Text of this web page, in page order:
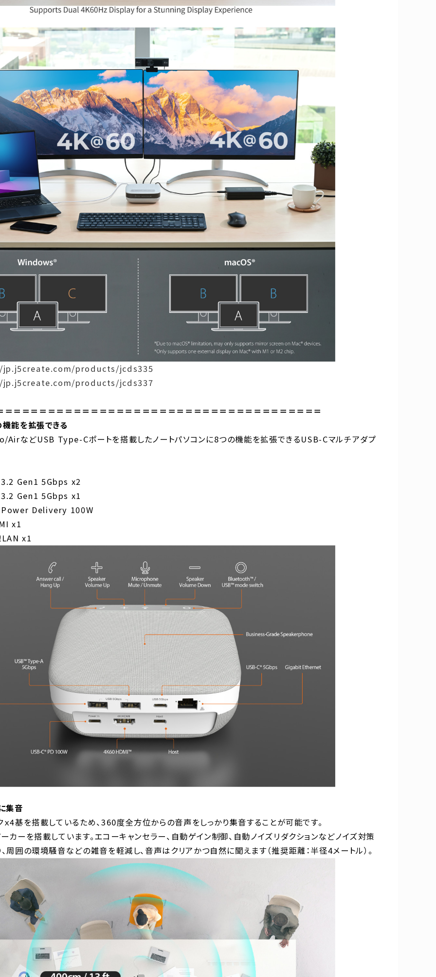
products/jcds335
products/jcds337
＝＝＝＝＝＝＝＝＝＝＝＝＝＝＝＝＝＝＝＝＝＝＝＝＝＝＝＝＝＝＝＝＝＝＝＝＝
能を拡張できる
などUSB Type-Cポートを搭載したノートパソコンに8つの機能を拡張できるUSB-Cマルチアダプ
Gen1 5Gbps x2
Gen1 5Gbps x1
Delivery 100W
x1
LAN x1
集音
4基を搭載しているため、360度全方位からの音声をしっかり集音することが可能です。
カーを搭載しています。エコーキャンセラー、自動ゲイン制御、自動ノイズリダクションなどノイズ対策
周囲の環境騒音などの雑音を軽減し、音声はクリアかつ自然に聞えます（推奨距離：半径4メートル）。